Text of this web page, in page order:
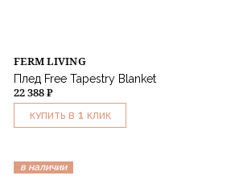
FERM LIVING
Плед Free Tapestry Blanket
22 388 ₽
КУПИТЬ В 1 КЛИК
в наличии